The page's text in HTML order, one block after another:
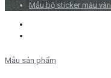
Mẫu bộ sticker màu
Mẫu sản phẩm